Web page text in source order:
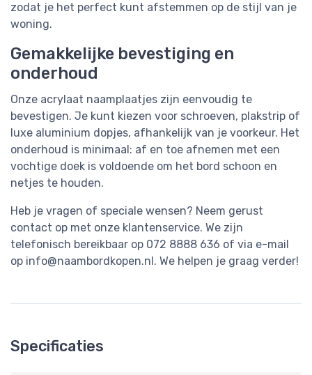
zodat je het perfect kunt afstemmen op de stijl van je
woning.
Gemakkelijke bevestiging en
onderhoud
Onze acrylaat naamplaatjes zijn eenvoudig te
bevestigen. Je kunt kiezen voor schroeven, plakstrip of
luxe aluminium dopjes, afhankelijk van je voorkeur. Het
onderhoud is minimaal: af en toe afnemen met een
vochtige doek is voldoende om het bord schoon en
netjes te houden.
Heb je vragen of speciale wensen? Neem gerust
contact op met onze klantenservice. We zijn
telefonisch bereikbaar op 072 8888 636 of via e-mail
op info@naambordkopen.nl . We helpen je graag verder!
Specificaties